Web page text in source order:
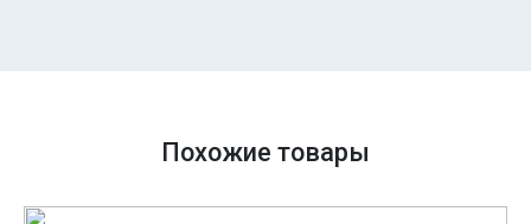
Похожие товары